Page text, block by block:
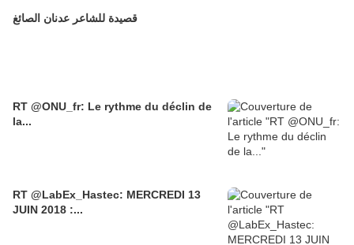
قصيدة للشاعر عدنان الصائغ
RT @ONU_fr: Le rythme du déclin de
la...
RT @LabEx_Hastec: MERCREDI 13
JUIN 2018 :...